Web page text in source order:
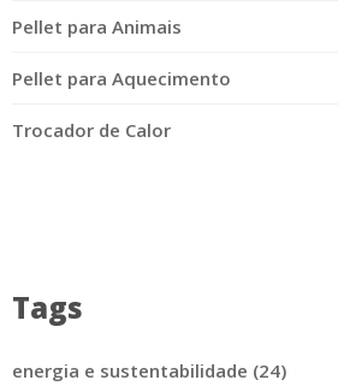
Pellet para Animais
Pellet para Aquecimento
Trocador de Calor
Tags
energia e sustentabilidade (24)